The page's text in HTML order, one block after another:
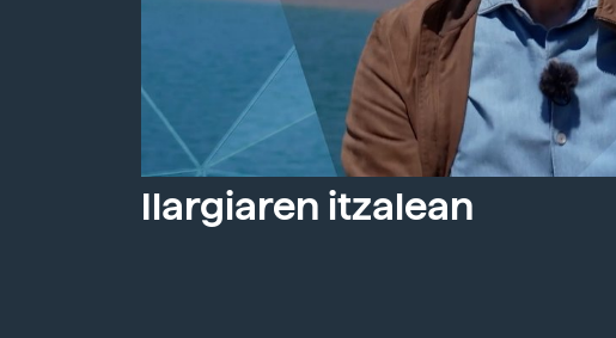
Ilargiaren itzalean